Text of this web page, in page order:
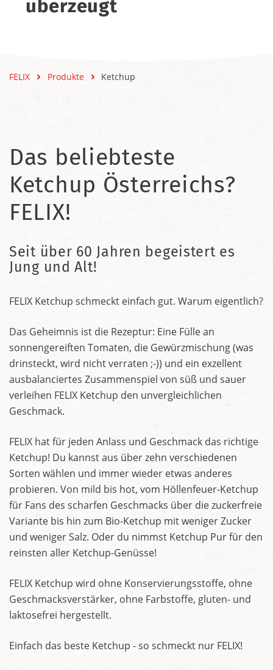
überzeugt
FELIX Produkte Ketchup
Das beliebteste
Ketchup Österreichs?
FELIX!
Seit über 60 Jahren begeistert es
Jung und Alt!
FELIX Ketchup schmeckt einfach gut. Warum eigentlich?
Das Geheimnis ist die Rezeptur: Eine Fülle an
sonnengereiften Tomaten, die Gewürzmischung (was
drinsteckt, wird nicht verraten ;-)) und ein exzellent
ausbalanciertes Zusammenspiel von süß und sauer
verleihen FELIX Ketchup den unvergleichlichen
Geschmack.
FELIX hat für jeden Anlass und Geschmack das richtige
Ketchup! Du kannst aus über zehn verschiedenen
Sorten wählen und immer wieder etwas anderes
probieren. Von mild bis hot, vom Höllenfeuer-Ketchup
für Fans des scharfen Geschmacks über die zuckerfreie
Variante bis hin zum Bio-Ketchup mit weniger Zucker
und weniger Salz. Oder du nimmst Ketchup Pur für den
reinsten aller Ketchup-Genüsse!
FELIX Ketchup wird ohne Konservierungsstoffe, ohne
Geschmacksverstärker, ohne Farbstoffe, gluten- und
laktosefrei hergestellt.
Einfach das beste Ketchup - so schmeckt nur FELIX!